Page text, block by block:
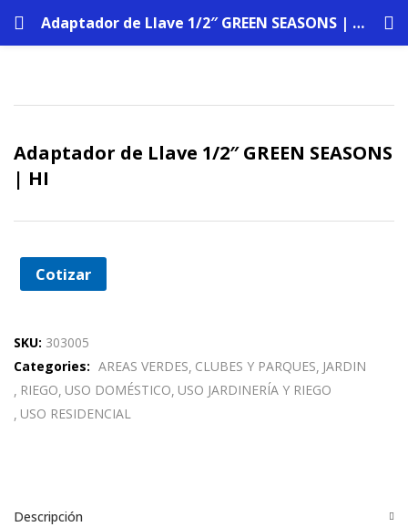
Adaptador de Llave 1/2″ GREEN SEASONS | HI
Adaptador de Llave 1/2″ GREEN SEASONS
| HI
Cotizar
SKU: 303005
Categories: AREAS VERDES CLUBES Y PARQUES JARDIN
RIEGO USO DOMÉSTICO USO JARDINERÍA Y RIEGO
USO RESIDENCIAL
Descripción